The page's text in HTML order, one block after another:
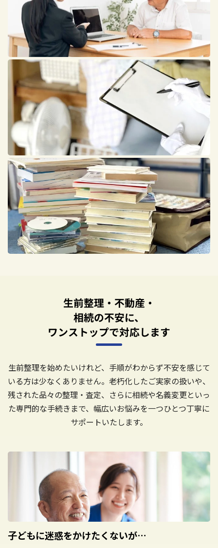
生前整理・不動産・
相続の不安に、
ワンストップで対応します
生前整理を始めたいけれど、手順がわからず不安を感じて
いる方は少なくありません。老朽化したご実家の扱いや、
残された品々の整理・査定、さらに相続や名義変更といっ
た専門的な手続きまで、幅広いお悩みを一つひとつ丁寧に
サポートいたします。
子どもに迷惑をかけたくないが…